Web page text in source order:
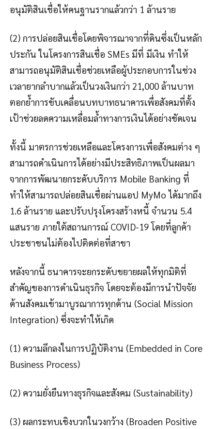
อนุมัติสินเชื่อให้คนฐานรากแล้วกว่า 1 ล้านราย
(2) การปล่อยสินเชื่อโดยพิจารณาจากที่ดินซึ่งเป็นหลัก
ประกัน ในโครงการสินเชื่อ SMEs มีที่ มีเงิน ทำให้
สามารถอนุมัติสินเชื่อช่วยเหลือผู้ประกอบการในช่วง
เวลายากลำบากแล้วเป็นวงเงินกว่า 21,000 ล้านบาท
ตอกย้ำการขับเคลื่อนบทบาทธนาคารเพื่อสังคมที่ตั้ง
เป้าช่วยลดความเหลื่อมล้ำทางการเงินได้อย่างชัดเจน
ทั้งนี้ มาตรการช่วยเหลือและโครงการเพื่อสังคมต่าง ๆ
สามารถดำเนินการได้อย่างมีประสิทธิภาพเป็นผลมา
จากการพัฒนายกระดับบริการ Mobile Banking ที่
ทำให้สามารถปล่อยสินเชื่อผ่านแอป MyMo ได้มากถึง
1.6 ล้านราย และปรับปรุงโครงสร้างหนี้ จำนวน 5.4
แสนราย ภายใต้สถานการณ์ COVID-19 โดยที่ลูกค้า
ประชาชนไม่ต้องไปติดต่อที่สาขา
หลังจากนี้ ธนาคารจะยกระดับขยายผลให้ทุกมิติที่
สำคัญของการดำเนินธุรกิจ โดยจะต้องมีการนำปัจจัย
ด้านสังคมเข้ามาบูรณาการทุกด้าน (Social Mission
Integration) ซึ่งจะทำให้เกิด
(1) ความลึกลงในการปฏิบัติงาน (Embedded in Core
Business Process)
(2) ความยั่งยืนทางธุรกิจและสังคม (Sustainability)
(3) ผลกระทบเชิงบวกในวงกว้าง (Broaden Positive